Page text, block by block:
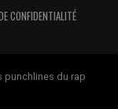
CONFIDENTIALITÉ
punchlines du rap